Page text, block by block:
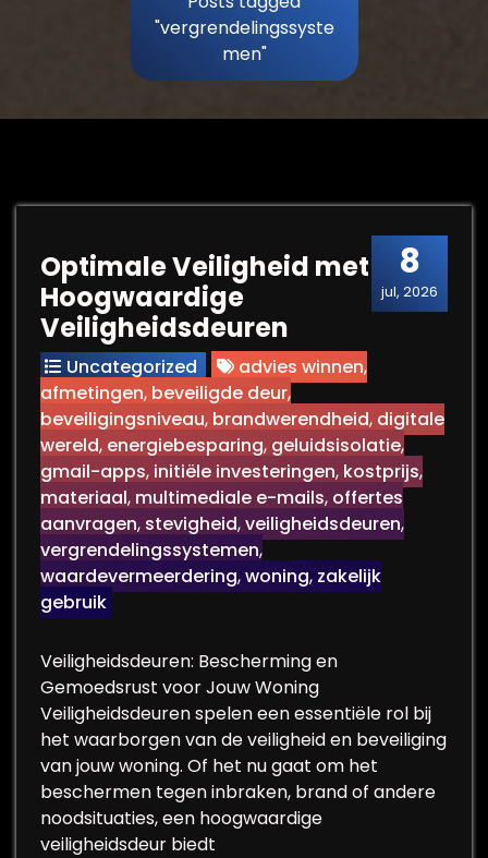
"vergrendelingssyste
men"
8
jul, 2026
Optimale Veiligheid met
Hoogwaardige
Veiligheidsdeuren
Uncategorized advies winnen,
afmetingen, beveiligde deur,
beveiligingsniveau, brandwerendheid, digitale
wereld, energiebesparing, geluidsisolatie,
gmail-apps, initiële investeringen, kostprijs,
materiaal, multimediale e-mails, offertes
aanvragen, stevigheid,veiligheidsdeuren,
vergrendelingssystemen,
waardevermeerdering,woning, zakelijk
gebruik
Veiligheidsdeuren: Bescherming en
Gemoedsrust voor Jouw Woning
Veiligheidsdeuren spelen een essentiële rol bij
het waarborgen van de veiligheid en beveiliging
van jouw woning. Of het nu gaat om het
beschermen tegen inbraken, brand of andere
noodsituaties, een hoogwaardige
veiligheidsdeur biedt